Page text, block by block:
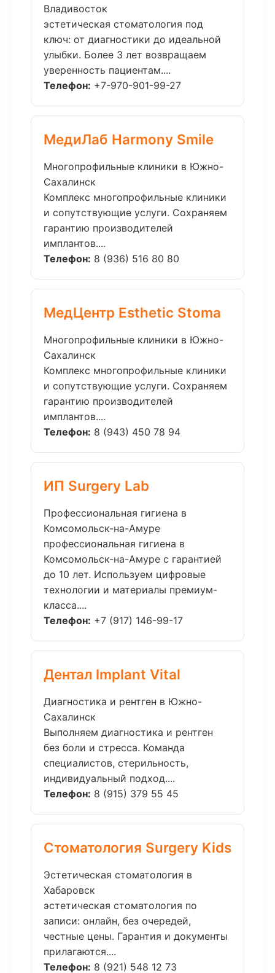
Владивосток
эстетическая стоматология под
ключ: от диагностики до идеальной
улыбки. Более 3 лет возвращаем
уверенность пациентам....
Телефон: +7-970-901-99-27
МедиЛаб Harmony Smile
Многопрофильные клиники в Южно-
Сахалинск
Комплекс многопрофильные клиники
и сопутствующие услуги. Сохраняем
гарантию производителей
имплантов....
Телефон: 8 (936) 516 80 80
МедЦентр Esthetic Stoma
Многопрофильные клиники в Южно-
Сахалинск
Комплекс многопрофильные клиники
и сопутствующие услуги. Сохраняем
гарантию производителей
имплантов....
Телефон: 8 (943) 450 78 94
ИП Surgery Lab
Профессиональная гигиена в
Комсомольск-на-Амуре
профессиональная гигиена в
Комсомольск-на-Амуре с гарантией
до 10 лет. Используем цифровые
технологии и материалы премиум-
класса....
Телефон: +7 (917) 146-99-17
Дентал Implant Vital
Диагностика и рентген в Южно-
Сахалинск
Выполняем диагностика и рентген
без боли и стресса. Команда
специалистов, стерильность,
индивидуальный подход....
Телефон: 8 (915) 379 55 45
Стоматология Surgery Kids
Эстетическая стоматология в
Хабаровск
эстетическая стоматология по
записи: онлайн, без очередей,
честные цены. Гарантия и документы
прилагаются....
Телефон: 8 (921) 548 12 73